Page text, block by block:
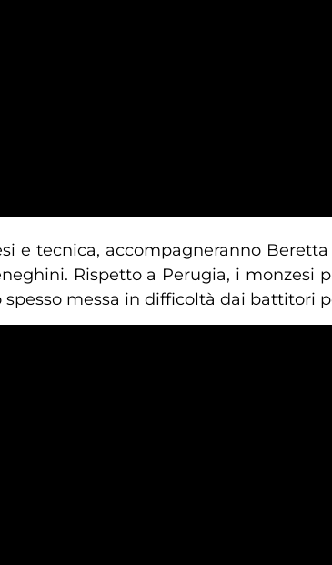
e tecnica, accompagneranno
Rispetto a Perugia, i monzesi
messa in difficoltà dai battitori